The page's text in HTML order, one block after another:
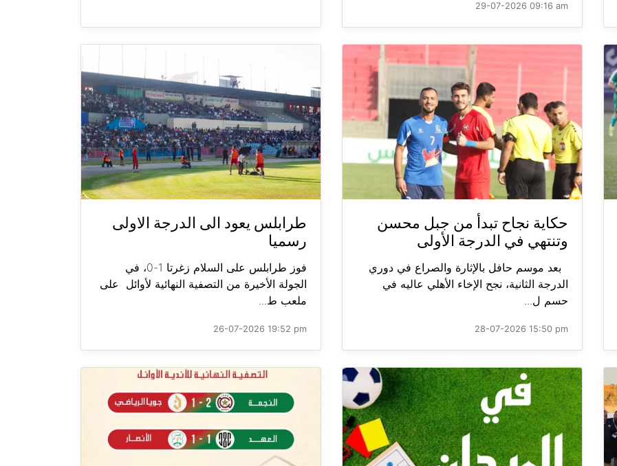
29-07-2026 09:16 am
حكاية نجاح تبدأ من جبل محسن
وتنتهي في الدرجة الأولى
بعد موسم حافل بالإثارة والصراع في دوري
الدرجة الثانية، نجح الإخاء الأهلي عاليه في
حسم ل...
28-07-2026 15:50 pm
طرابلس يعود الى الدرجة الاولى
رسميا
فوز طرابلس على السلام زغرتا 1-0، في
الجولة الأخيرة من التصفية النهائية لأوائل على
ملعب ط...
26-07-2026 19:52 pm